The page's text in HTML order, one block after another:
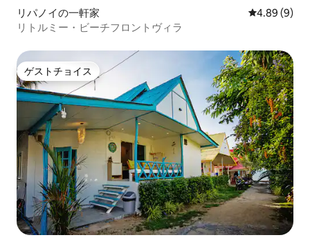
リパノイの一軒家 レビュー9件
4.89 (9)
リトルミー・ビーチフロントヴィラ
ゲストチョイス
ゲストチョイス